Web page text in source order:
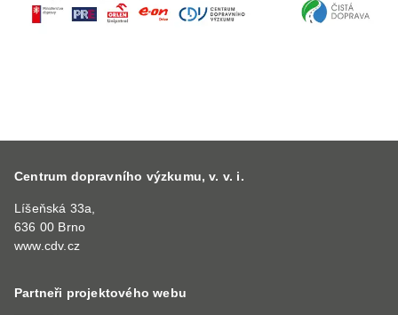
Centrum dopravního výzkumu, v. v. i.
Líšeňská 33a,
636 00 Brno
www.cdv.cz
Partneři projektového webu